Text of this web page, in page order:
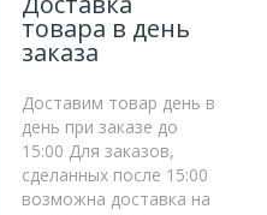
товара в день
заказа
Доставим товар день в
день при заказе до
15:00 Для заказов,
сделанных после 15:00
возможна доставка на